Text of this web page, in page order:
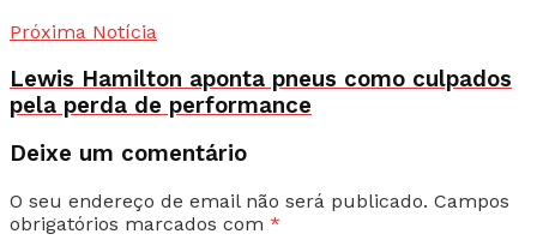
Próxima Notícia
Lewis Hamilton aponta pneus como culpados
pela perda de performance
Deixe um comentário
O seu endereço de email não será publicado. Campos
obrigatórios marcados com *